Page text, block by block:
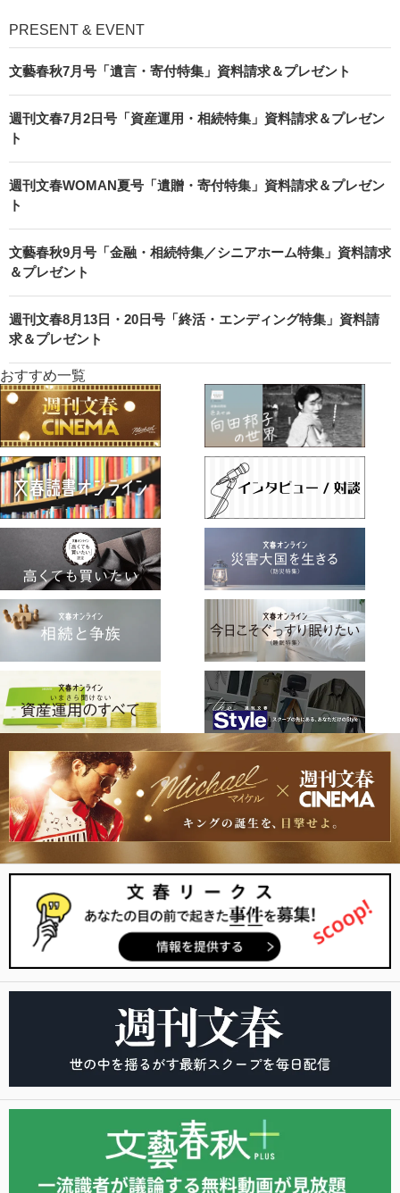
PRESENT & EVENT
文藝春秋7月号「遺言・寄付特集」資料請求＆プレゼント
週刊文春7月2日号「資産運用・相続特集」資料請求＆プレゼン
ト
週刊文春WOMAN夏号「遺贈・寄付特集」資料請求＆プレゼン
ト
文藝春秋9月号「金融・相続特集／シニアホーム特集」資料請求
＆プレゼント
週刊文春8月13日・20日号「終活・エンディング特集」資料請
求＆プレゼント
おすすめ一覧